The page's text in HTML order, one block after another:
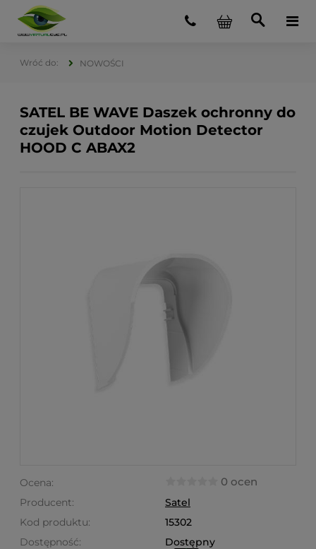
NOWOŚCI
SATEL BE WAVE Daszek ochronny do
czujek Outdoor Motion Detector
HOOD C ABAX2
Ocena: 0 ocen
Producent:
Satel
Kod produktu:
15302
Dostępność:
Dostępny